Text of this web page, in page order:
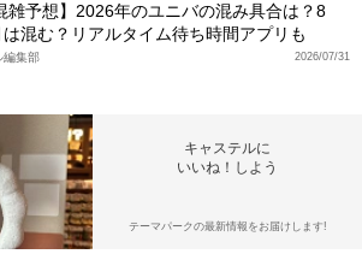
雑予想】2026年のユニバの混み具合は？8
は混む？リアルタイム待ち時間アプリも
2026/07/31
編集部
キャステルに
いいね！しよう
テーマパークの最新情報をお届けします!